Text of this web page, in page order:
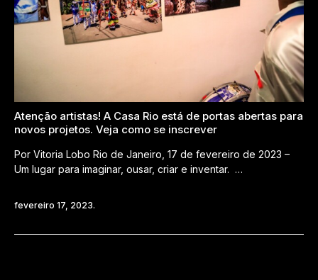
Atenção artistas! A Casa Rio está de portas abertas para
novos projetos. Veja como se inscrever
Por Vitoria Lobo Rio de Janeiro, 17 de fevereiro de 2023 –
Um lugar para imaginar, ousar, criar e inventar. …
fevereiro 17, 2023.